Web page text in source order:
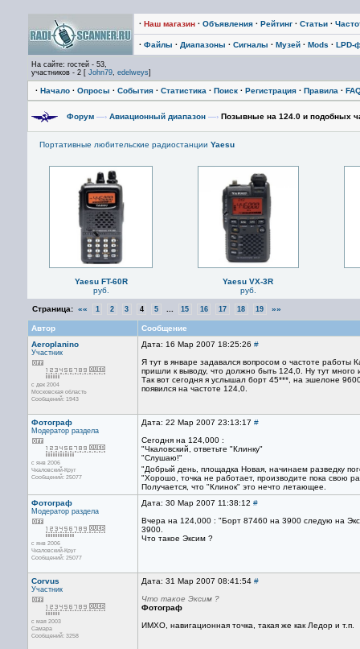
· Наш магазин · Объявления · Рейтинг · Статьи ·
· Файлы · Диапазоны · Сигналы · Музей · Mods · LPD-
На сайте: гостей - 53,
участников - 2 [ John79, edelweys]
· Начало · Опросы · События · Статистика · Поиск · Регистрация · Правила ·
Форум —› Авиационный диапазон —› Позывные на 124.0 и подобных
Портативные любительские радиостанции Yaesu
Yaesu FT-60R
руб.
Yaesu VX-3R
руб.
Страница: «« 1 2 3 4 5 15 16 17 18 19 »»
Автор
Сообщение
Aeroplanino
Участник
с дек 2004
Московская область
Сообщений: 1943
Дата: 16 Мар 2007 18:25:26 #
Я тут в январе задавался вопросом о частоте
пришли к выводу, что должно быть 124,0. Ну тут много
Так вот сегодня я услышал борт 45***, на эшелоне
появился на частоте 124,0.
Фотограф
Модератор раздела
с янв 2006
Чкаловский-Круг
Сообщений: 25077
Дата: 22 Мар 2007 23:13:17 #
Сегодня на 124,000 :
"Чкаловский, ответьте "Клинку"
"Слушаю!"
"Добрый день, площадка Новая, начинаем разведку
"Хорошо, точка не работает, производите пока свою
Получается, что "Клинок" это нечто летающее.
Фотограф
Модератор раздела
с янв 2006
Чкаловский-Круг
Сообщений: 25077
Дата: 30 Мар 2007 11:38:12 #
Вчера на 124,000 : "Борт 87460 на 3900 следую на
3900.
Что такое Эксим ?
Corvus
Участник
с мая 2003
Самара
Сообщений: 3258
Дата: 31 Мар 2007 08:41:54 #
Что такое Эксим ?
Фотограф
ИМХО, навигационная точка, такая же как Ледор и т.п.